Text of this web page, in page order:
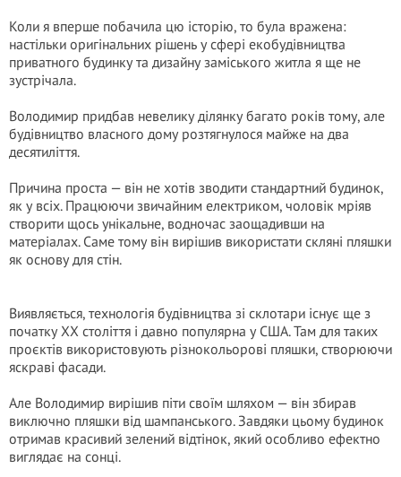
Коли я вперше побачила цю історію, то була вражена:
настільки оригінальних рішень у сфері екобудівництва
приватного будинку та дизайну заміського житла я ще не
зустрічала.
Володимир придбав невелику ділянку багато років тому, але
будівництво власного дому розтягнулося майже на два
десятиліття.
Причина проста — він не хотів зводити стандартний будинок,
як у всіх. Працюючи звичайним електриком, чоловік мріяв
створити щось унікальне, водночас заощадивши на
матеріалах. Саме тому він вирішив використати скляні пляшки
як основу для стін.
Виявляється, технологія будівництва зі склотари існує ще з
початку ХХ століття і давно популярна у США. Там для таких
проєктів використовують різнокольорові пляшки, створюючи
яскраві фасади.
Але Володимир вирішив піти своїм шляхом — він збирав
виключно пляшки від шaмпaнського. Завдяки цьому будинок
отримав красивий зелений відтінок, який особливо ефектно
виглядає на сонці.